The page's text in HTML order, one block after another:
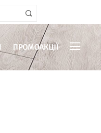
ПРОМОАКЦІЇ